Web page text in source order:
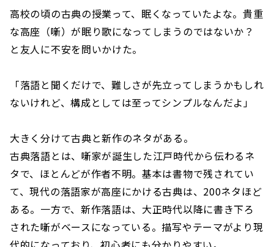
高校の頃の古典の授業って、眠くなっていたよな。貴重
な高座（噺）が眠り歌になってしまうのではないか？
と友人に不安を問いかけた。
「落語と聞くだけで、難しさが先立ってしまうかもしれ
ないけれど、構成としては至ってシンプルなんだよ」
大きく分けて古典と新作のネタがある。
古典落語とは、噺家が誕生した江戸時代から伝わるネ
タで、ほとんどが作者不明。基本は書物で残されてい
て、現代の落語家が高座にかける古典は、200ネタほど
ある。一方で、新作落語は、大正時代以降に書き下ろ
された噺がベースになっている。描写やテーマがより現